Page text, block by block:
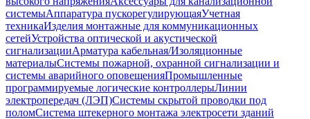
системыАппаратура пускорегулирующаяУчетная
техникаИзделия монтажные для коммуникационных
сетейУстройства оптической и акустической
сигнализацииАрматура кабельная/Изоляционные
материалыСистемы пожарной, охранной сигнализации и
системы аварийного оповещенияПромышленные
программируемые логические контроллерыЛинии
электропередач (ЛЭП)Системы скрытой проводки под
поломСистема штекерного монтажа электросети зданий